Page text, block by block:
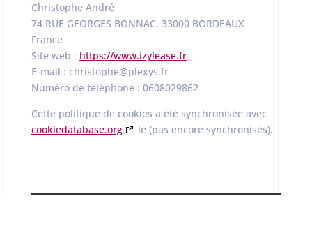
Christophe André
74 RUE GEORGES BONNAC, 33000 BORDEAUX
France
Site web : https://www.izylease.fr
E-mail : christophe@plexys.fr
Numéro de téléphone : 0608029862
Cette politique de cookies a été synchronisée avec
cookiedatabase.org
le (pas encore synchronisés).